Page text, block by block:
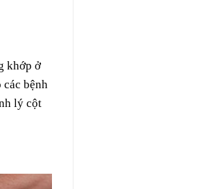
khớp ở
các bệnh
lý cột